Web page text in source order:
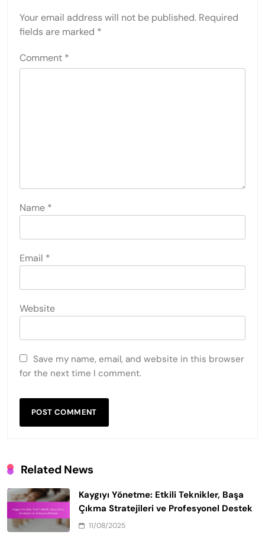
Your email address will not be published. Required
fields are marked *
Comment *
Name *
Email *
Website
Save my name, email, and website in this browser
for the next time I comment.
Related News
Kaygıyı Yönetme: Etkili Teknikler, Başa
Çıkma Stratejileri ve Profesyonel Destek
11/08/2025